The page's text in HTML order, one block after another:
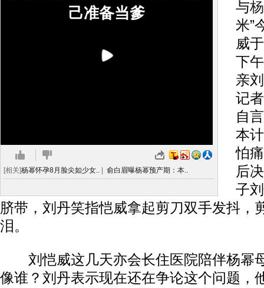
己准备当爹
[相关]杨幂怀孕8月脸尖如少女.. 俞白眉曝杨幂预产期：本..
与
米”
威
下
亲
记
自
本
怕
后
子
脐带，刘丹笑指恺威拿起剪刀双手发抖，
泪。
刘恺威这几天亦会长住医院陪伴杨幂
像谁？刘丹表示现在还在争论这个问题，